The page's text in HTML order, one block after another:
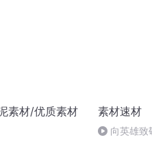
素材/优质素材 素材速材
向英雄致